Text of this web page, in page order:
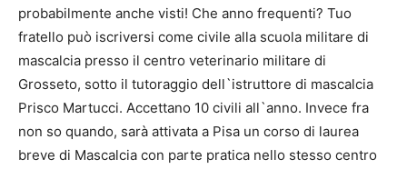
probabilmente anche visti! Che anno frequenti? Tuo
fratello può iscriversi come civile alla scuola militare di
mascalcia presso il centro veterinario militare di
Grosseto, sotto il tutoraggio dell`istruttore di mascalcia
Prisco Martucci. Accettano 10 civili all`anno. Invece fra
non so quando, sarà attivata a Pisa un corso di laurea
breve di Mascalcia con parte pratica nello stesso centro